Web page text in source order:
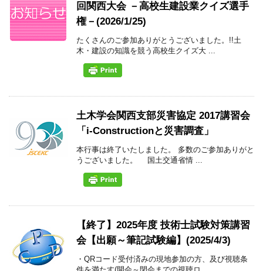
回関西大会 －高校生建設業クイズ選手
権－(2026/1/25)
たくさんのご参加ありがとうございました。!!土
木・建設の知識を競う高校生クイズ大 ...
土木学会関西支部災害協定 2017講習会
「i-Constructionと災害調査」
本行事は終了いたしました。 多数のご参加ありがと
うございました。 国土交通省情 ...
【終了】2025年度 技術士試験対策講習
会【出願～筆記試験編】(2025/4/3)
・QRコード受付済みの現地参加の方、及び視聴条